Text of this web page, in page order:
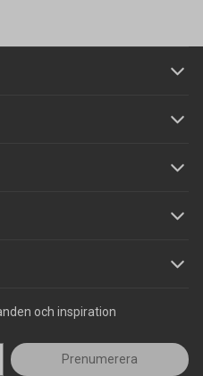
och inspiration
Prenumerera